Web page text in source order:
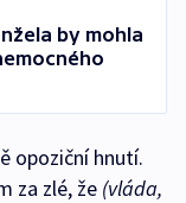
by mohla
opoziční hnutí.
za zlé, že (vláda,